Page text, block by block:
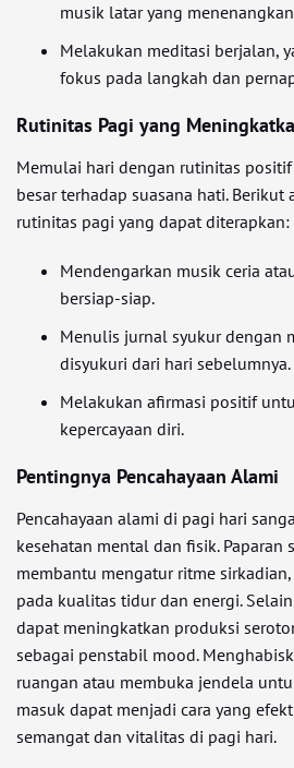
musik latar yang
Melakukan meditasi berjalan,
fokus pada langkah dan
Rutinitas Pagi yang
Memulai hari dengan rutinitas
besar terhadap suasana hati. Berikut
rutinitas pagi yang dapat diterapkan:
Mendengarkan musik ceria
bersiap-siap.
Menulis jurnal syukur dengan
disyukuri dari hari sebelumnya.
Melakukan afirmasi positif
kepercayaan diri.
Pentingnya Pencahayaan Alami
Pencahayaan alami di pagi hari
kesehatan mental dan fisik. Paparan
membantu mengatur ritme
pada kualitas tidur dan energi.
dapat meningkatkan produksi
sebagai penstabil mood.
ruangan atau membuka jendela
masuk dapat menjadi cara yang
semangat dan vitalitas di pagi hari.